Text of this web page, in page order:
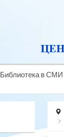
Библиотека в СМИ